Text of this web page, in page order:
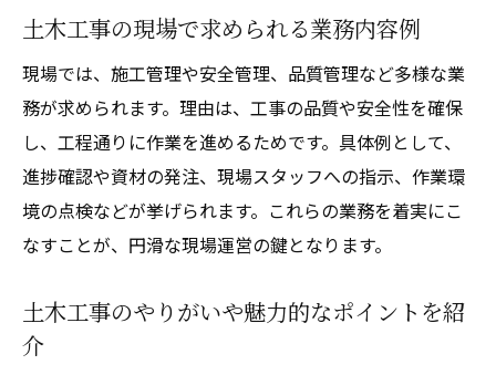
て
土木工事の工程管理と安全対策の基本
現場で活躍する土木工事スタッフの役割
どのような内容が土木工事に含まれるか
土木工事に含まれる主な業務内容を解説
土木工事の作業内容と必要な工程を紹介
土木工事の代表的な工種や仕事内容とは
土木工事の工種一覧と内容の違いを理解
土木工事の現場で求められる業務内容例
現場では、施工管理や安全管理、品質管理など多様な業
務が求められます。理由は、工事の品質や安全性を確保
し、工程通りに作業を進めるためです。具体例として、
進捗確認や資材の発注、現場スタッフへの指示、作業環
境の点検などが挙げられます。これらの業務を着実にこ
なすことが、円滑な現場運営の鍵となります。
土木工事のやりがいや魅力的なポイントを紹
介